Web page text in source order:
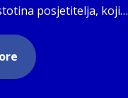
posjetitelja, koji…